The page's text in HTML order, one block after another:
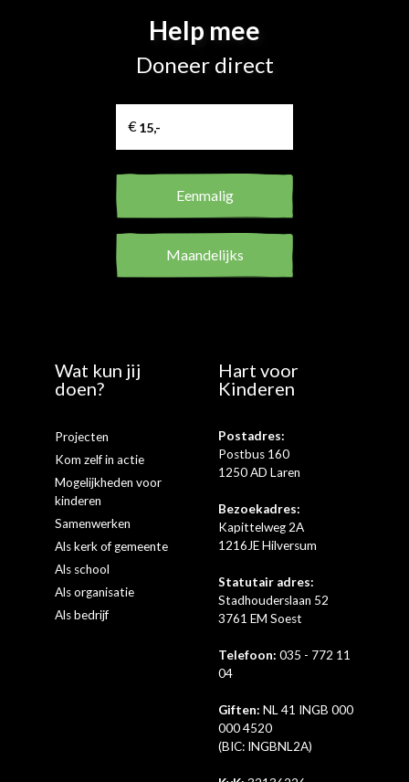
Help mee
Doneer direct
Eenmalig
Maandelijks
Wat kun jij
doen?
Projecten
Kom zelf in actie
Mogelijkheden voor
kinderen
Samenwerken
Als kerk of gemeente
Als school
Als organisatie
Als bedrijf
Hart voor
Kinderen
Postadres:
Postbus 160
1250 AD Laren
Bezoekadres:
Kapittelweg 2A
1216JE Hilversum
Statutair adres:
Stadhouderslaan 52
3761 EM Soest
Telefoon: 035 - 772 11
04
Giften: NL 41 INGB 000
000 4520
(BIC: INGBNL2A)